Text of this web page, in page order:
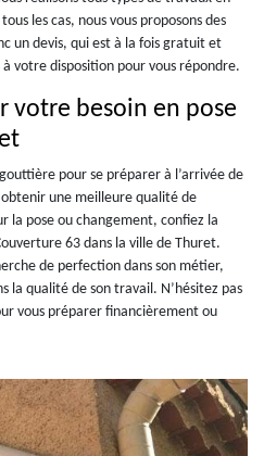
les cas, nous vous proposons des
un devis, qui est à la fois gratuit et
votre disposition pour vous répondre.
votre besoin en pose
pour se préparer à l’arrivée de
une meilleure qualité de
la pose ou changement, confiez la
63 dans la ville de Thuret.
de perfection dans son métier,
la qualité de son travail. N’hésitez pas
vous préparer financièrement ou